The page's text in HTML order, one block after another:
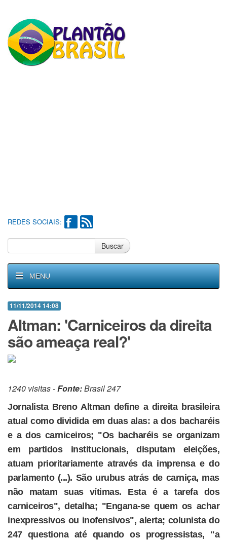
REDES SOCIAIS:
Buscar
MENU
11/11/2014 14:08
Altman: 'Carniceiros da direita
são ameaça real?'
1240 visitas -Fonte:Brasil 247
Jornalista Breno Altman define a direita brasileira
atual como dividida em duas alas: a dos bacharéis
e a dos carniceiros; "Os bacharéis se organizam
em partidos institucionais, disputam eleições,
atuam prioritariamente através da imprensa e do
parlamento (...). São urubus atrás de carniça, mas
não matam suas vítimas. Esta é a tarefa dos
carniceiros", detalha; "Engana-se quem os achar
inexpressivos ou inofensivos", alerta; colunista do
247 questiona até quando os progressistas, "a